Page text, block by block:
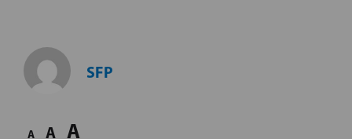
SFP
A A A